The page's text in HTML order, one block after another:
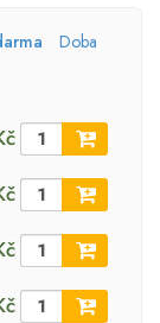
Doba